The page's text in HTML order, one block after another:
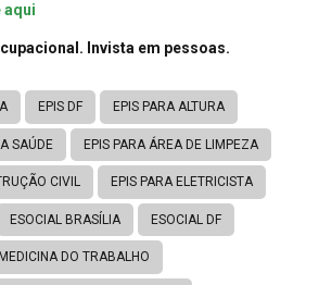
aqui
Invista em pessoas.
EPIS DF EPIS PARA ALTURA
SAÚDE EPIS PARA ÁREA DE LIMPEZA
CIVIL EPIS PARA ELETRICISTA
ESOCIAL BRASÍLIA ESOCIAL DF
MEDICINA DO TRABALHO